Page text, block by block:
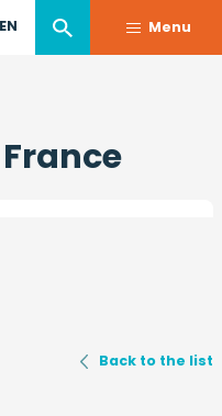
EN Menu
Back to the list